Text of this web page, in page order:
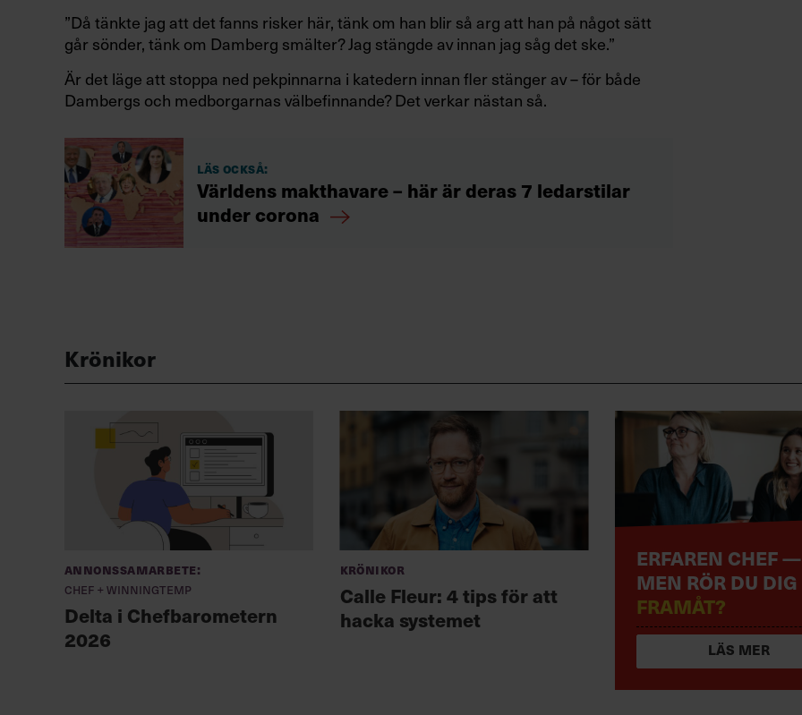
”Då tänkte jag att det fanns risker här, tänk om han blir så arg att han på något sätt
går sönder, tänk om Damberg smälter? Jag stängde av innan jag såg det ske.”
Är det läge att stoppa ned pekpinnarna i katedern innan fler stänger av – för både
Dambergs och medborgarnas välbefinnande? Det verkar nästan så.
Läs också:
Världens makthavare – här är deras 7 ledarstilar
under corona
Krönikor
Annonssamarbete:
Chef + Winningtemp
Delta i Chefbarometern
2026
Krönikor
Calle Fleur: 4 tips för att
hacka systemet
ERFAREN CHEF —
MEN RÖR DU DIG
FRAMÅT?
LÄS MER